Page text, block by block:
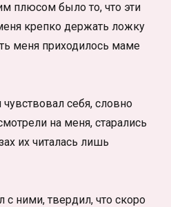
плюсом было то, что эти
крепко держать ложку
меня приходилось маме
себя, словно
на меня, старались
их читалась лишь
с ними, твердил, что скоро